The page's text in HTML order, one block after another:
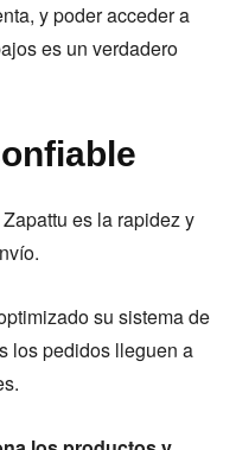
y poder acceder a
es un verdadero
es la rapidez y
su sistema de
los pedidos lleguen a